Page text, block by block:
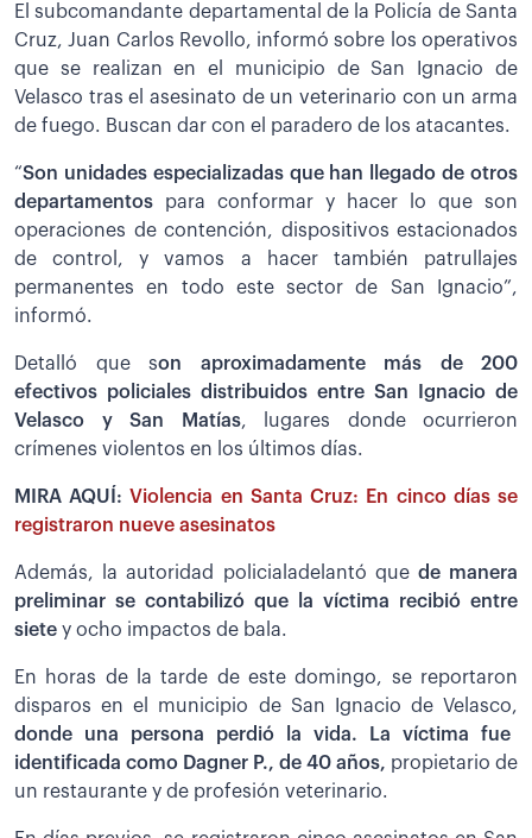
El subcomandante departamental de la Policía de Santa
Cruz, Juan Carlos Revollo, informó sobre los operativos
que se realizan en el municipio de San Ignacio de
Velasco tras el asesinato de un veterinario con un arma
de fuego. Buscan dar con el paradero de los atacantes.
“Son unidades especializadas que han llegado de otros
departamentos para conformar y hacer lo que son
operaciones de contención, dispositivos estacionados
de control, y vamos a hacer también patrullajes
permanentes en todo este sector de San Ignacio”,
informó.
Detalló que son aproximadamente más de 200
efectivos policiales distribuidos entre San Ignacio de
Velasco y San Matías, lugares donde ocurrieron
crímenes violentos en los últimos días.
MIRA AQUÍ:Violencia en Santa Cruz: En cinco días se
registraron nueve asesinatos
Además, la autoridad policialadelantó que de manera
preliminar se contabilizó que la víctima recibió entre
siete y ocho impactos de bala.
En horas de la tarde de este domingo, se reportaron
disparos en el municipio de San Ignacio de Velasco,
donde una persona perdió la vida. La víctima fue
identificada como Dagner P., de 40 años, propietario de
un restaurante y de profesión veterinario.